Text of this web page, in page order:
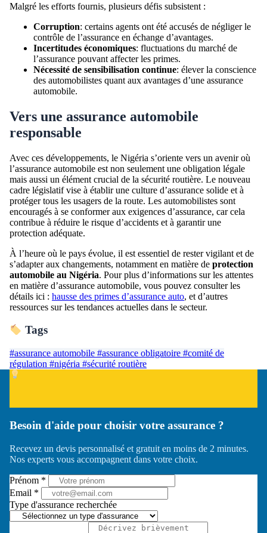
Malgré les efforts fournis, plusieurs défis subsistent :
Corruption: certains agents ont été accusés de négliger le
contrôle de l’assurance en échange d’avantages.
Incertitudes économiques: fluctuations du marché de
l’assurance pouvant affecter les primes.
Nécessité de sensibilisation continue: élever la conscience
des automobilistes quant aux avantages d’une assurance
automobile.
Vers une assurance automobile
responsable
Avec ces développements, le Nigéria s’oriente vers un avenir où
l’assurance automobile est non seulement une obligation légale
mais aussi un élément crucial de la sécurité routière. Le nouveau
cadre législatif vise à établir une culture d’assurance solide et à
protéger tous les usagers de la route. Les automobilistes sont
encouragés à se conformer aux exigences d’assurance, car cela
contribue à réduire le risque d’accidents et à garantir une
protection adéquate.
À l’heure où le pays évolue, il est essentiel de rester vigilant et de
s’adapter aux changements, notamment en matière de protection
automobile au Nigéria. Pour plus d’informations sur les attentes
en matière d’assurance automobile, vous pouvez consulter les
détails ici : hausse des primes d’assurance auto, et d’autres
ressources sur les tendances actuelles dans le secteur.
Tags
#assurance automobile #assurance obligatoire #comité de
régulation #nigéria #sécurité routière
Besoin d'aide pour choisir votre assurance ?
Recevez un devis personnalisé et gratuit en moins de 2 minutes.
Nos experts vous accompagnent dans votre choix.
Prénom *
Email *
Type d'assurance recherchée